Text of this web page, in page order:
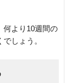
何より10週間の
しょう。